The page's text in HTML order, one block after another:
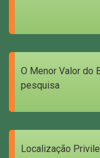
O Menor Valor do
pesquisa
Localização